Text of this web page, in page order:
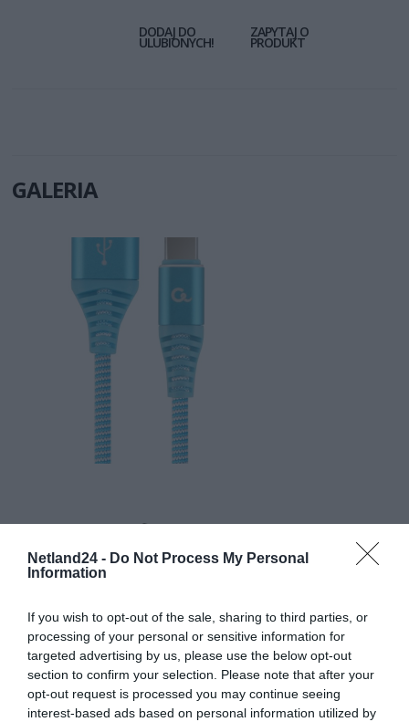
Netland24 - Do Not Process My Personal
Information
If you wish to opt-out of the sale, sharing to third parties, or
processing of your personal or sensitive information for
targeted advertising by us, please use the below opt-out
section to confirm your selection. Please note that after your
opt-out request is processed you may continue seeing
interest-based ads based on personal information utilized by
DODAJ DO
ULUBIONYCH!
ZAPYTAJ O
PRODUKT
GALERIA